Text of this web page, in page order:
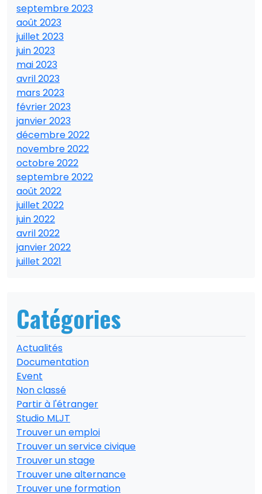
septembre 2023
août 2023
juillet 2023
juin 2023
mai 2023
avril 2023
mars 2023
février 2023
janvier 2023
décembre 2022
novembre 2022
octobre 2022
septembre 2022
août 2022
juillet 2022
juin 2022
avril 2022
janvier 2022
juillet 2021
Catégories
Actualités
Documentation
Event
Non classé
Partir à l'étranger
Studio MLJT
Trouver un emploi
Trouver un service civique
Trouver un stage
Trouver une alternance
Trouver une formation